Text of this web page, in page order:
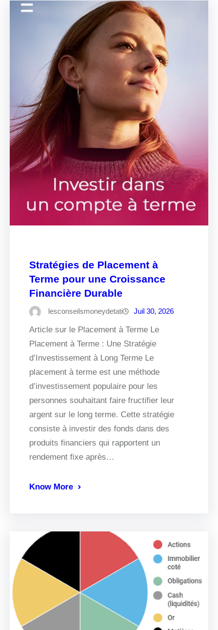
Stratégies de Placement à
Terme pour une Croissance
Financière Durable
lesconseilsmoneydetati Juil 30, 2026
Article sur le Placement à Terme Le
Placement à Terme : Une Stratégie
d’Investissement à Long Terme Le
placement à terme est une méthode
d’investissement populaire pour les
personnes souhaitant faire fructifier leur
argent sur le long terme. Cette stratégie
consiste à investir des fonds dans des
produits financiers qui rapportent un
rendement fixe après…
Know More